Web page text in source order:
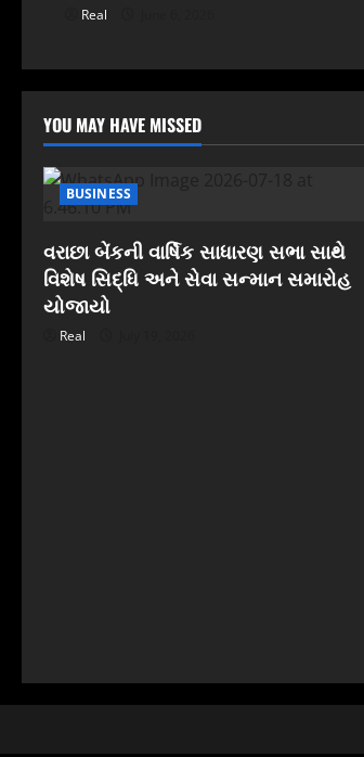
Real
YOU MAY HAVE MISSED
BUSINESS
વરાછા બેંકની વાર્ષિક સાધારણ સભા સાથે
વિશેષ સિદ્ધિ અને સેવા સન્માન સમારોહ
યોજાયો
Real